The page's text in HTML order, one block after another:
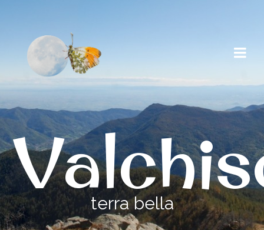
terra bella